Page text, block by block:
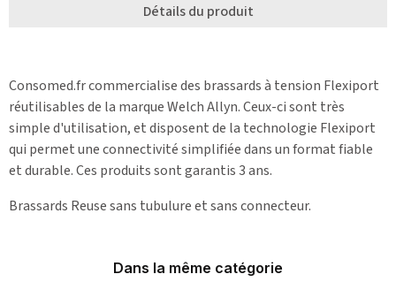
Détails du produit
Consomed.fr commercialise des brassards à tension Flexiport
réutilisables de la marque Welch Allyn. Ceux-ci sont très
simple d'utilisation, et disposent de la technologie Flexiport
qui permet une connectivité simplifiée dans un format fiable
et durable. Ces produits sont garantis 3 ans.
Brassards Reuse sans tubulure et sans connecteur.
Dans la même catégorie